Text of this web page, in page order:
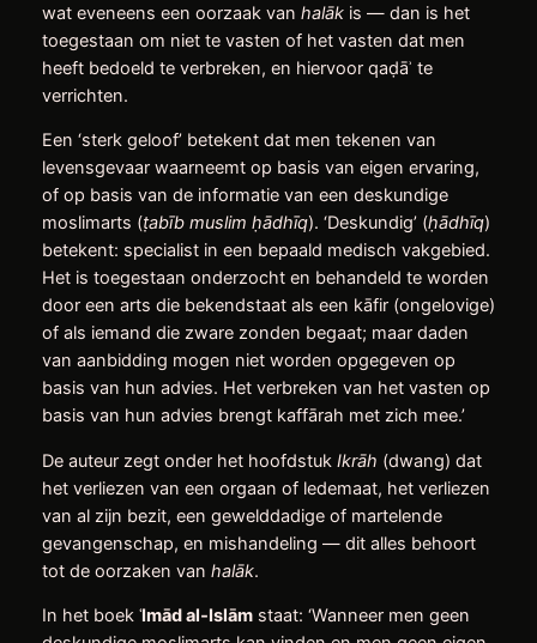
wat eveneens een oorzaak van halākis — dan is het
toegestaan om niet te vasten of het vasten dat men
heeft bedoeld te verbreken, en hiervoor qaḍāʾ te
verrichten.
Een ‘sterk geloof’ betekent dat men tekenen van
levensgevaar waarneemt op basis van eigen ervaring,
of op basis van de informatie van een deskundige
moslimarts (ṭabīb muslim ḥādhīq). ‘Deskundig’ (ḥādhīq)
betekent: specialist in een bepaald medisch vakgebied.
Het is toegestaan onderzocht en behandeld te worden
door een arts die bekendstaat als een kāfir (ongelovige)
of als iemand die zware zonden begaat; maar daden
van aanbidding mogen niet worden opgegeven op
basis van hun advies. Het verbreken van het vasten op
basis van hun advies brengt kaffārah met zich mee.’
De auteur zegt onder het hoofdstuk Ikrāh (dwang) dat
het verliezen van een orgaan of ledemaat, het verliezen
van al zijn bezit, een gewelddadige of martelende
gevangenschap, en mishandeling — dit alles behoort
tot de oorzaken van halāk.
In het boek ʿImād al‑Islāmstaat: ‘Wanneer men geen